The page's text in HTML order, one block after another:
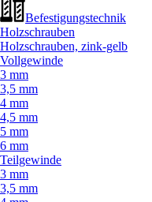
Befestigungstechnik
Holzschrauben
Holzschrauben, zink-gelb
Vollgewinde
3 mm
3,5 mm
4 mm
4,5 mm
5 mm
6 mm
Teilgewinde
3 mm
3,5 mm